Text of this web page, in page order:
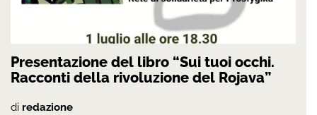
Presentazione del libro “Sui tuoi occhi.
Racconti della rivoluzione del Rojava”
di redazione